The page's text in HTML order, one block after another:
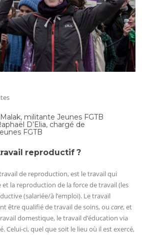
militante Jeunes FGTB
D’Elia, chargé de
FGTB
reproductif ?
de reproduction, est le travail qui
et la reproduction de la force de travail (les
(salariée/à l’emploi). Le travail
être qualifié de travail de soins, oucare, et
domestique, le travail d’éducation via
Celui-ci, quel que soit le lieu où il est exercé,